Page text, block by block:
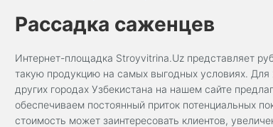
Рассадка саженцев
Интернет-площадка Stroyvitrina.Uz представляет
такую продукцию на самых выгодных условиях.
других городах Узбекистана на нашем сайте
обеспечиваем постоянный приток потенциальных
стоимость может заинтересовать клиентов,